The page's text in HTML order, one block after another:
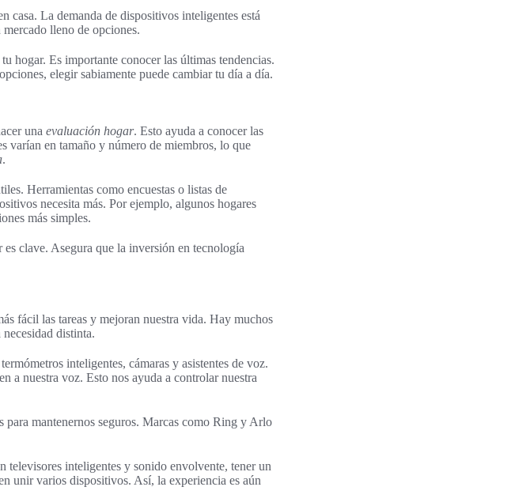
casa. La demanda de dispositivos inteligentes está
lleno de opciones.
hogar. Es importante conocer las últimas tendencias.
elegir sabiamente puede cambiar tu día a día.
una evaluación hogar. Esto ayuda a conocer las
varían en tamaño y número de miembros, lo que
.
Herramientas como encuestas o listas de
necesita más. Por ejemplo, algunos hogares
más simples.
es clave. Asegura que la inversión en tecnología
fácil las tareas y mejoran nuestra vida. Hay muchos
necesidad distinta.
inteligentes, cámaras y asistentes de voz.
a nuestra voz. Esto nos ayuda a controlar nuestra
para mantenernos seguros. Marcas como Ring y Arlo
televisores inteligentes y sonido envolvente, tener un
unir varios dispositivos. Así, la experiencia es aún